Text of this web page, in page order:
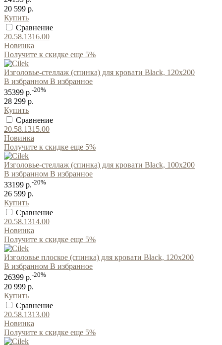
20 599 р.
Купить
Сравнение
20.58.1316.00
Новинка
Получите к скидке еще 5%
Изголовье-стеллаж (спинка) для кровати Black, 120x200
В избранном В избранное
35399 р.-20%
28 299 р.
Купить
Сравнение
20.58.1315.00
Новинка
Получите к скидке еще 5%
Изголовье-стеллаж (спинка) для кровати Black, 100x200
В избранном В избранное
33199 р.-20%
26 599 р.
Купить
Сравнение
20.58.1314.00
Новинка
Получите к скидке еще 5%
Изголовье плоское (спинка) для кровати Black, 120x200
В избранном В избранное
26399 р.-20%
20 999 р.
Купить
Сравнение
20.58.1313.00
Новинка
Получите к скидке еще 5%